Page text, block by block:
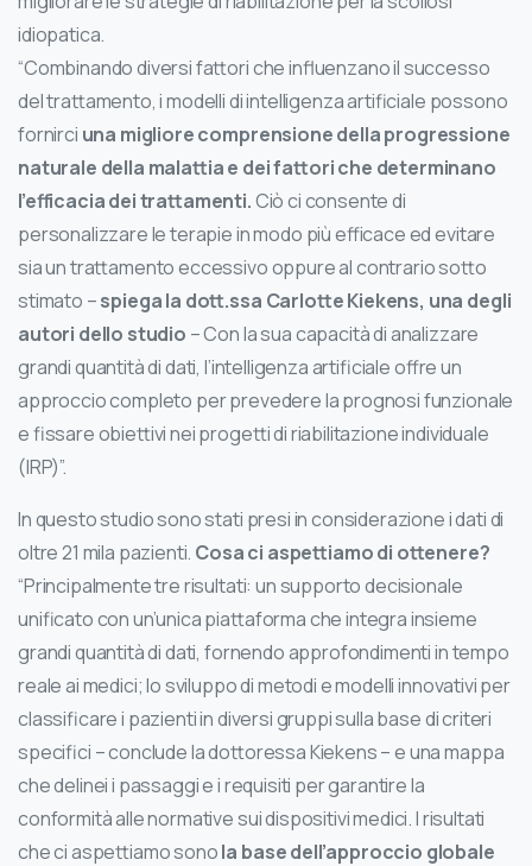
idiopatica.
“Combinando diversi fattori che influenzano il successo
del trattamento, i modelli di intelligenza artificiale possono
fornirci una migliore comprensione della progressione
naturale della malattia e dei fattori che determinano
l’efficacia dei trattamenti.Ciò ci consente di
personalizzare le terapie in modo più efficace ed evitare
sia un trattamento eccessivo oppure al contrario sotto
stimato –spiega la dott.ssa Carlotte Kiekens, una degli
autori dello studio – Con la sua capacità di analizzare
grandi quantità di dati, l’intelligenza artificiale offre un
approccio completo per prevedere la prognosi funzionale
e fissare obiettivi nei progetti di riabilitazione individuale
(IRP)”.
In questo studio sono stati presi in considerazione i dati di
oltre 21 mila pazienti. Cosa ci aspettiamo di ottenere?
“Principalmente tre risultati: un supporto decisionale
unificato con un’unica piattaforma che integra insieme
grandi quantità di dati, fornendo approfondimenti in tempo
reale ai medici; lo sviluppo di metodi e modelli innovativi per
classificare i pazienti in diversi gruppi sulla base di criteri
specifici – conclude la dottoressa Kiekens – e una mappa
che delinei i passaggi e i requisiti per garantire la
conformità alle normative sui dispositivi medici. I risultati
che ci aspettiamo sonola base dell’approccio globale